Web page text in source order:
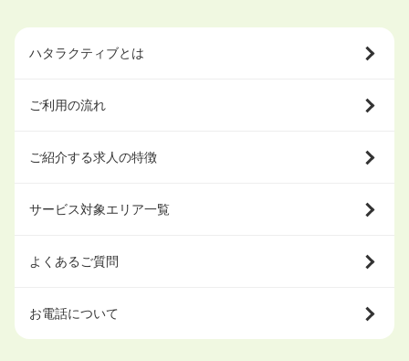
ハタラクティブとは
ご利用の流れ
ご紹介する求人の特徴
サービス対象エリア一覧
よくあるご質問
お電話について